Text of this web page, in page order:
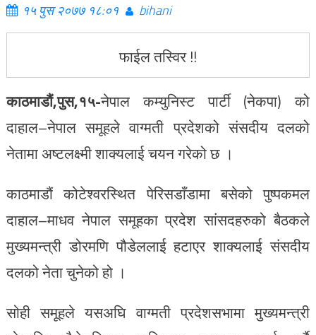
१५ पुस २०७७ १८:०१ bihani
फाईल तस्विर !!
काठमाडौं,पुस,१५-नेपाल कम्युनिस्ट पार्टी (नेकपा) को
दाहाल–नेपाल समूहले वाग्मती प्रदेशको संसदीय दलको
नेतामा अष्टलक्ष्मी शाक्यलाई चयन गरेको छ ।
काठमाडौं कोटेश्वरस्थित पेरिसडाँडामा बसेको पुष्पकमल
दाहाल–माधव नेपाल समूहका प्रदेश सांसदहरुको बैठकले
मुख्यमन्त्री डोरमणि पौडेललाई हटाएर शाक्यलाई संसदीय
दलको नेता चुनेको हो ।
सोही समूहले यसअघि वाग्मती प्रदेशसभामा मुख्यमन्त्री